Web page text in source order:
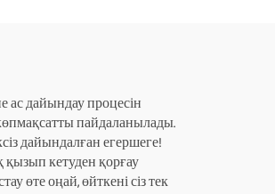
ас дайындау процесін
пайдаланылады.
дайындалған егершеге!
қызып кетуден қорғау
өте оңай, өйткені сіз тек